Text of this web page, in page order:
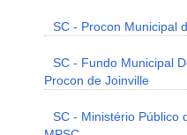
SC - Procon Municipal
SC - Fundo Municipal
Procon de Joinville
SC - Ministério Público